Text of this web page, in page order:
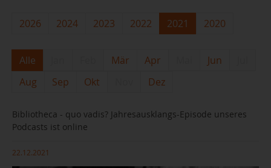
2026 2024 2023 2022 2021 2020
Alle Mär Apr Jun
Aug
Sep Okt Dez
Bibliotheca - quo vadis? Jahresausklangs-Episode unseres
Podcasts ist online
22.12.2021